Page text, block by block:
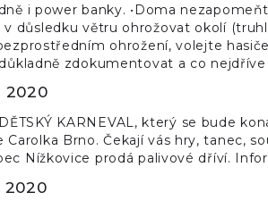
i power banky. •Doma
důsledku větru ohrožovat okolí
ohrožení, volejte
zdokumentovat a co
2020
KARNEVAL, který se bude
Brno. Čekají vás hry, tanec,
Nížkovice prodá palivové dříví.
2020